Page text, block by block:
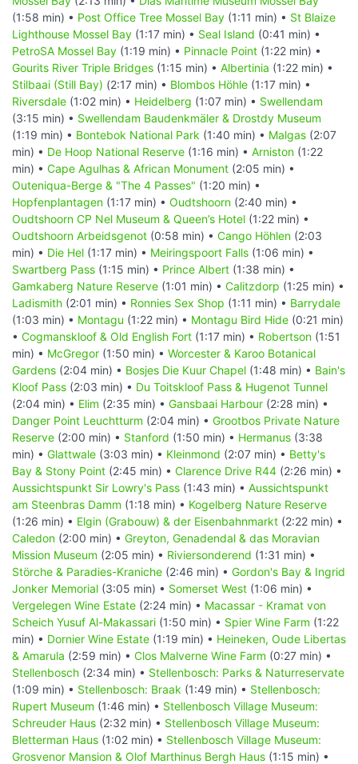
(1:58 min) • Post Office Tree Mossel Bay (1:11 min) • St Blaize
Lighthouse Mossel Bay (1:17 min) • Seal Island (0:41 min) •
PetroSA Mossel Bay (1:19 min) • Pinnacle Point (1:22 min) •
Gourits River Triple Bridges (1:15 min) • Albertinia (1:22 min) •
Stilbaai (Still Bay) (2:17 min) • Blombos Höhle (1:17 min) •
Riversdale (1:02 min) • Heidelberg (1:07 min) • Swellendam
(3:15 min) • Swellendam Baudenkmäler & Drostdy Museum
(1:19 min) • Bontebok National Park (1:40 min) • Malgas (2:07
min) • De Hoop National Reserve (1:16 min) • Arniston (1:22
min) • Cape Agulhas & African Monument (2:05 min) •
Outeniqua-Berge & "The 4 Passes" (1:20 min) •
Hopfenplantagen (1:17 min) • Oudtshoorn (2:40 min) •
Oudtshoorn CP Nel Museum & Queen’s Hotel (1:22 min) •
Oudtshoorn Arbeidsgenot (0:58 min) • Cango Höhlen (2:03
min) • Die Hel (1:17 min) • Meiringspoort Falls (1:06 min) •
Swartberg Pass (1:15 min) • Prince Albert (1:38 min) •
Gamkaberg Nature Reserve (1:01 min) • Calitzdorp (1:25 min) •
Ladismith (2:01 min) • Ronnies Sex Shop (1:11 min) • Barrydale
(1:03 min) • Montagu (1:22 min) • Montagu Bird Hide (0:21 min)
• Cogmanskloof & Old English Fort (1:17 min) • Robertson (1:51
min) • McGregor (1:50 min) • Worcester & Karoo Botanical
Gardens (2:04 min) • Bosjes Die Kuur Chapel (1:48 min) • Bain's
Kloof Pass (2:03 min) • Du Toitskloof Pass & Hugenot Tunnel
(2:04 min) • Elim (2:35 min) • Gansbaai Harbour (2:28 min) •
Danger Point Leuchtturm (2:04 min) • Grootbos Private Nature
Reserve (2:00 min) • Stanford (1:50 min) • Hermanus (3:38
min) • Glattwale (3:03 min) • Kleinmond (2:07 min) • Betty's
Bay & Stony Point (2:45 min) • Clarence Drive R44 (2:26 min) •
Aussichtspunkt Sir Lowry's Pass (1:43 min) • Aussichtspunkt
am Steenbras Damm (1:18 min) • Kogelberg Nature Reserve
(1:26 min) • Elgin (Grabouw) & der Eisenbahnmarkt (2:22 min) •
Caledon (2:00 min) • Greyton, Genadendal & das Moravian
Mission Museum (2:05 min) • Riviersonderend (1:31 min) •
Störche & Paradies-Kraniche (2:46 min) • Gordon's Bay & Ingrid
Jonker Memorial (3:05 min) • Somerset West (1:06 min) •
Vergelegen Wine Estate (2:24 min) • Macassar - Kramat von
Scheich Yusuf Al-Makassari (1:50 min) • Spier Wine Farm (1:22
min) • Dornier Wine Estate (1:19 min) • Heineken, Oude Libertas
& Amarula (2:59 min) • Clos Malverne Wine Farm (0:27 min) •
Stellenbosch (2:34 min) • Stellenbosch: Parks & Naturreservate
(1:09 min) • Stellenbosch: Braak (1:49 min) • Stellenbosch:
Rupert Museum (1:46 min) • Stellenbosch Village Museum:
Schreuder Haus (2:32 min) • Stellenbosch Village Museum:
Bletterman Haus (1:02 min) • Stellenbosch Village Museum:
Grosvenor Mansion & Olof Marthinus Bergh Haus (1:15 min) •